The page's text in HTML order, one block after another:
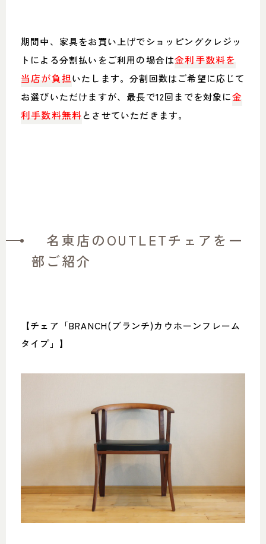
期間中、家具をお買い上げでショッピングクレジッ
トによる分割払いをご利用の場合は金利手数料を
当店が負担いたします。分割回数はご希望に応じて
お選びいただけますが、最長で12回までを対象に金
利手数料無料とさせていただきます。
名東店のOUTLETチェアを一
部ご紹介
【チェア「BRANCH(ブランチ)カウホーンフレーム
タイプ」】